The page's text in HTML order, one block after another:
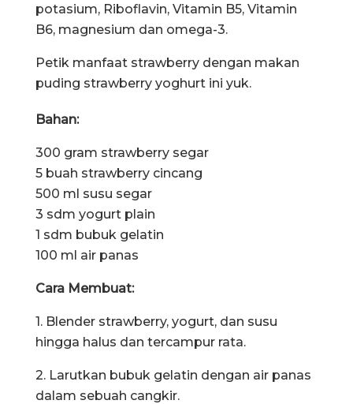
potasium, Riboflavin, Vitamin B5, Vitamin
B6, magnesium dan omega-3.
Petik manfaat strawberry dengan makan
puding strawberry yoghurt ini yuk.
Bahan:
300 gram strawberry segar
5 buah strawberry cincang
500 ml susu segar
3 sdm yogurt plain
1 sdm bubuk gelatin
100 ml air panas
Cara Membuat:
1. Blender strawberry, yogurt, dan susu
hingga halus dan tercampur rata.
2. Larutkan bubuk gelatin dengan air panas
dalam sebuah cangkir.